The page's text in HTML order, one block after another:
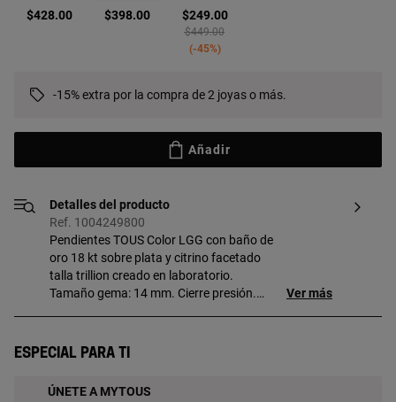
$428.00 seleccionado
$398.00 $249.00
Price reduced from
$449.00to
-45%
-15% extra por la compra de 2 joyas o más.
Añadir
Detalles del producto
Ref. 1004249800
Pendientes TOUS Color LGG con baño de
oro 18 kt sobre plata y citrino facetado
talla trillion creado en laboratorio.
Tamaño gema: 14 mm. Cierre presión.
primera ley con baño de oro de 18 a 23 kt
garantiza una mayor durabilidad de la
Ver más
Especial para ti
ÚNETE A MYTOUS